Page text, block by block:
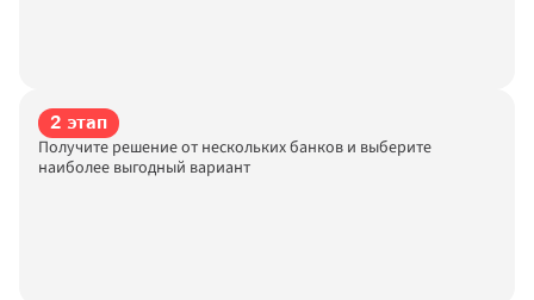
2 этап
Получите решение от нескольких банков и выберите
наиболее выгодный вариант